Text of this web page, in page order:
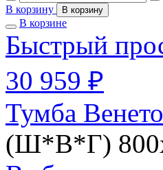
В корзину В корзину
В корзине
Быстрый
30 959 ₽
Тумба
(Ш*В*Г)